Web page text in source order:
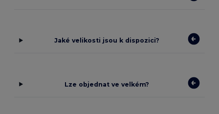
Jaké velikosti jsou k dispozici?
Lze objednat ve velkém?